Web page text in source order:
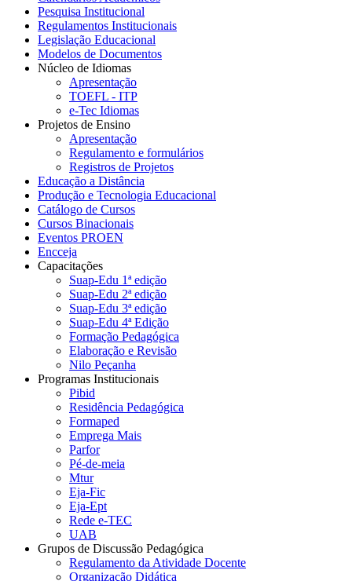
Pesquisa Institucional
Regulamentos Institucionais
Legislação Educacional
Modelos de Documentos
Núcleo de Idiomas
Apresentação
TOEFL - ITP
e-Tec Idiomas
Projetos de Ensino
Apresentação
Regulamento e formulários
Registros de Projetos
Educação a Distância
Produção e Tecnologia Educacional
Catálogo de Cursos
Cursos Binacionais
Eventos PROEN
Encceja
Capacitações
Suap-Edu 1ª edição
Suap-Edu 2ª edição
Suap-Edu 3ª edição
Suap-Edu 4ª Edição
Formação Pedagógica
Elaboração e Revisão
Nilo Peçanha
Programas Institucionais
Pibid
Residência Pedagógica
Formaped
Emprega Mais
Parfor
Pé-de-meia
Mtur
Eja-Fic
Eja-Ept
Rede e-TEC
UAB
Grupos de Discussão Pedagógica
Regulamento da Atividade Docente
Organização Didática